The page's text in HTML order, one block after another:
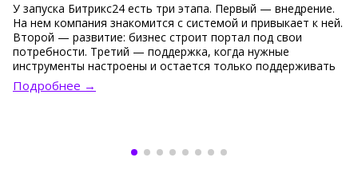
У запуска Битрикс24 есть три этапа. Первый — внедрение.
На нем компания знакомится с системой и привыкает к ней.
Второй — развитие: бизнес строит портал под свои
потребности. Третий — поддержка, когда нужные
инструменты настроены и остается только поддерживать
стабильность системы и точечно ее дорабатывать.
«Соль» предлагает семь услуг, которые решают задачи
Подробнее →